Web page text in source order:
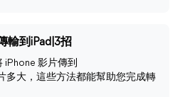
輸到iPad|3招
iPhone 影片傳到
多大，這些方法都能幫助您完成轉